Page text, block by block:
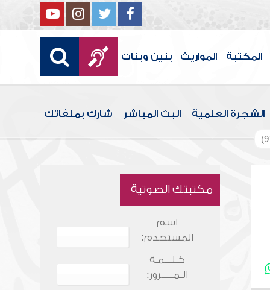
المكتبة المواريث بنين وبنات
الشجرة العلمية البث المباشر شارك بملفاتك
مكتبتك الصوتية
اسم
المستخدم:
كـلـــمـة
الـمـــــرور: